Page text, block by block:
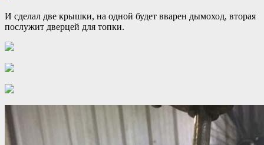
И сделал две крышки, на одной будет вварен дымоход, вторая
послужит дверцей для топки.